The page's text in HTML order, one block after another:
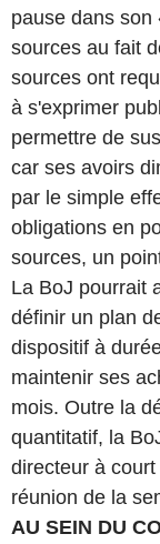
pause dans son
sources au fait
sources ont
à s'exprimer
permettre de
car ses avoirs
par le simple
obligations en
sources, un
La BoJ pourrait
définir un plan
dispositif à
maintenir ses
mois. Outre la
quantitatif, la
directeur à
réunion de la
AU SEIN DU